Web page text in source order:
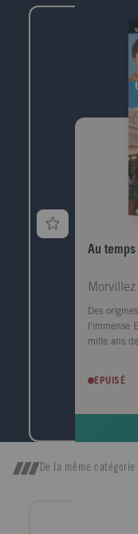
Au temps
Des
l'immense
mille ans
monde.
son
entraîne
haletantes
EPUISÉ
De la même catégorie